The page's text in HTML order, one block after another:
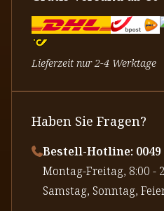
Lieferzeit nur 2-4 Werktage
Haben Sie Fragen?
Bestell-Hotline: 0049
⁠Montag-Freitag, 8:00 -
⁠Samstag, Sonntag,